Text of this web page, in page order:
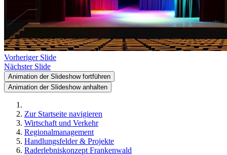
Vorheriger Slide
Nächster Slide
Animation der Slideshow fortführen
Animation der Slideshow anhalten
Zur Startseite navigieren
Wirtschaft und Verkehr
Regionalmanagement
Handlungsfelder & Projekte
Raderlebniskonzept Frankenwald